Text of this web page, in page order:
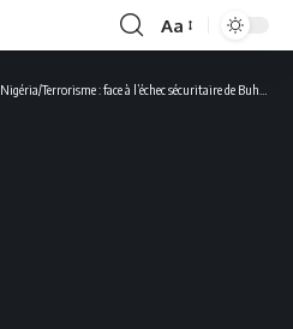
Font
Aa
Nigéria/Terrorisme : face à l’échec sécuritaire de Buhari, Boko Haram étend ses tentacules